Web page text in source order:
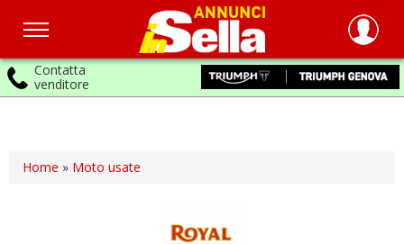
principale
Home » Moto usate
Contatta
venditore